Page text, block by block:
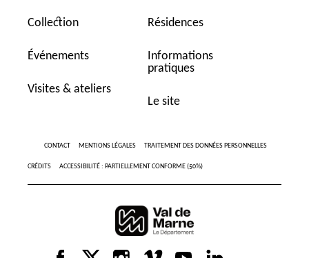
Collection
Événements
Visites & ateliers
Résidences
Informations
pratiques
Le site
CONTACT MENTIONS LÉGALES TRAITEMENT DES DONNÉES PERSONNELLES
CRÉDITS ACCESSIBILITÉ : PARTIELLEMENT CONFORME (50%)